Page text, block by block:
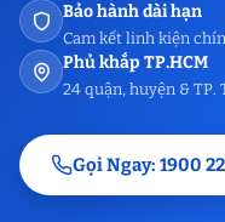
Bảo hành dài hạn
Cam kết linh kiện
Phủ khắp TP.HCM
24 quận, huyện & TP.
Gọi Ngay: 1900